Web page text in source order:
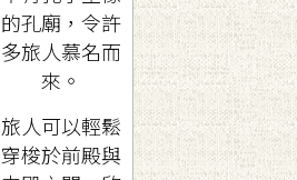
的孔廟，令許
多旅人慕名而
來。
旅人可以輕鬆
穿梭於前殿與